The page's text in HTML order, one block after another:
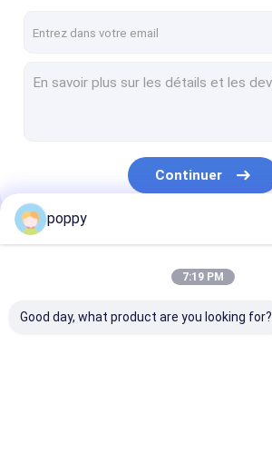
acier inoxydable réducteur
raccords de tuyauterie forgés
forgé brides acier
tuyau d'acier au carbone d'api
Continuer
Nos Catégories
poppy
7:19 PM
Good day, what product are you looking for?